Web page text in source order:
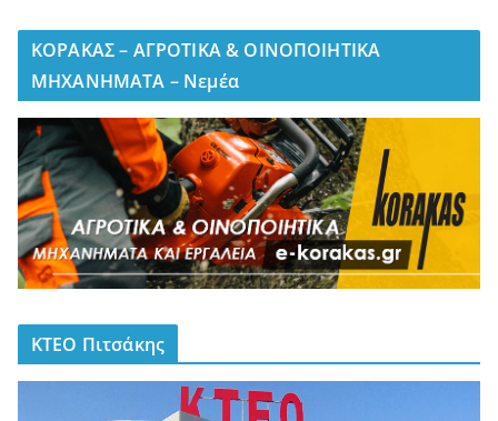
ΚΟΡΑΚΑΣ – ΑΓΡΟΤΙΚΑ & ΟΙΝΟΠΟΙΗΤΙΚΑ
ΜΗΧΑΝΗΜΑΤΑ – Νεμέα
ΚΤΕΟ Πιτσάκης